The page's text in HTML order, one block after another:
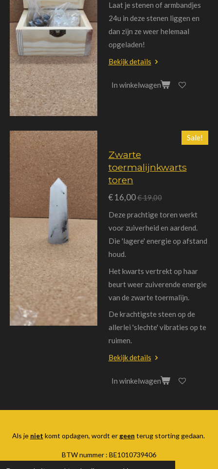
Laat je stenen of armbandjes
24u in deze stenen liggen en
dan zijn ze weer helemaal
opgeladen!
Bekijk details
In winkelwagen
Sale!
Zwarte
toermalijnkwarts
toren
€ 16,00€ 19,00
Deze prachtige toren werkt
voor zuiverheid en aardend.
Die 'lagere' energie op afstand
houd.
Het kwarts vertrekt op haar
beurt weer zuiverende energie
van de zwarte toermalijn.
De krachtigste steen op de
allerlei 'slechte' vibraties op te
ruimen.
Bekijk details
In winkelwagen
Als je niet komt opdagen, wordt er geen terug storting gedaan.
BTW nummer : BE1010739406
© 2024 Medium Linda